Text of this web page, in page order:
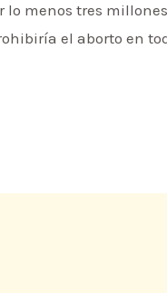
lo menos tres
el aborto en